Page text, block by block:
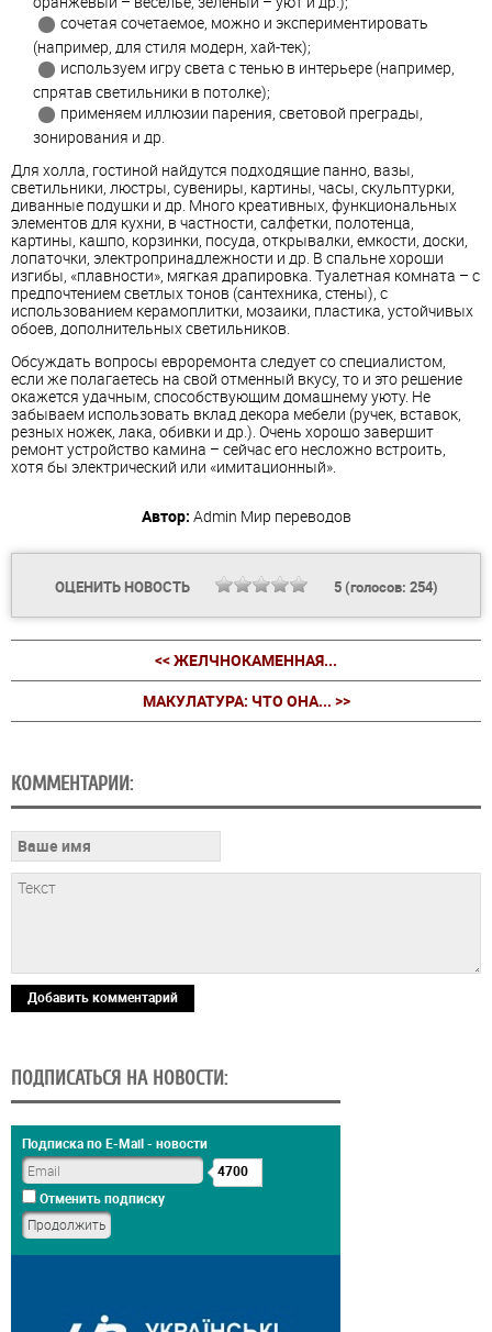
сочетая сочетаемое, можно и экспериментировать
(например, для стиля модерн, хай-тек);
используем игру света с тенью в интерьере (например,
спрятав светильники в потолке);
применяем иллюзии парения, световой преграды,
зонирования и др.
Для холла, гостиной найдутся подходящие панно, вазы,
светильники, люстры, сувениры, картины, часы, скульптурки,
диванные подушки и др. Много креативных, функциональных
элементов для кухни, в частности, салфетки, полотенца,
картины, кашпо, корзинки, посуда, открывалки, емкости, доски,
лопаточки, электропринадлежности и др. В спальне хороши
изгибы, «плавности», мягкая драпировка. Туалетная комната – с
предпочтением светлых тонов (сантехника, стены), с
использованием керамоплитки, мозаики, пластика, устойчивых
обоев, дополнительных светильников.
Обсуждать вопросы евроремонта следует со специалистом,
если же полагаетесь на свой отменный вкусу, то и это решение
окажется удачным, способствующим домашнему уюту. Не
забываем использовать вклад декора мебели (ручек, вставок,
резных ножек, лака, обивки и др.). Очень хорошо завершит
ремонт устройство камина – сейчас его несложно встроить,
хотя бы электрический или «имитационный».
Автор: Admin Мир переводов
ОЦЕНИТЬ НОВОСТЬ 5(голосов: 254)
<< ЖЕЛЧНОКАМЕННАЯ...
МАКУЛАТУРА: ЧТО ОНА... >>
КОММЕНТАРИИ:
Добавить комментарий
ПОДПИСАТЬСЯ НА НОВОСТИ:
Подписка по E-Mail - новости
4700
Отменить подписку